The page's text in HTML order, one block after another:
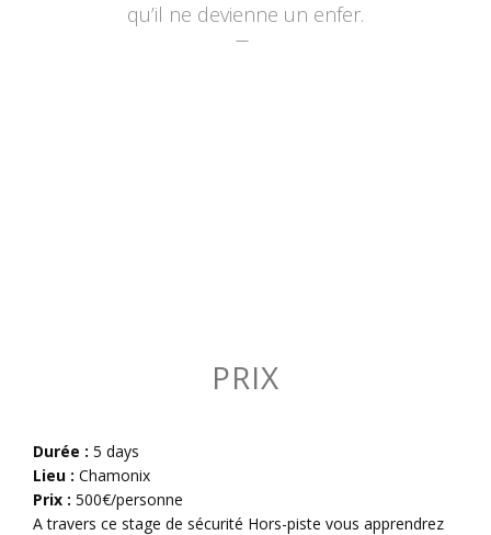
qu’il ne devienne un enfer.
PRIX
Durée : 5 days
Lieu : Chamonix
Prix : 500€/personne
A travers ce stage de sécurité Hors-piste vous apprendrez